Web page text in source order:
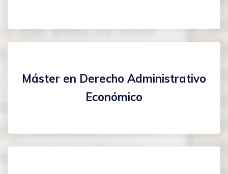
Máster en Derecho Administrativo
Económico